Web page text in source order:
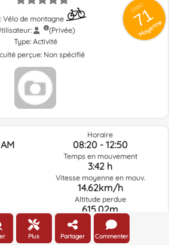
GRSIC
71
Moyenne
Vélo de montagne
(Privée)
Type: Activité
perçue: Non spécifié
Horaire
08:20 - 12:50
Temps en mouvement
3:42 h
Vitesse moyenne en mouv.
14.62km/h
Altitude perdue
615.02m
Plus Partager Commenter